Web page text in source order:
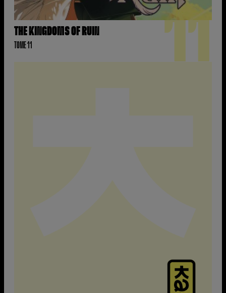
THE KINGDOMS OF RUIN
TOME 11 11